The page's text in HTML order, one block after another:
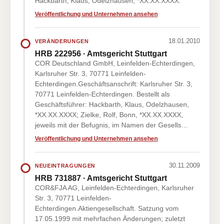
Veröffentlichung und Unternehmen ansehen
VERÄNDERUNGEN 18.01.2010
HRB 222956 · Amtsgericht Stuttgart
COR Deutschland GmbH, Leinfelden-Echterdingen,
Karlsruher Str. 3, 70771 Leinfelden-
Echterdingen.Geschäftsanschrift: Karlsruher Str. 3,
70771 Leinfelden-Echterdingen. Bestellt als
Geschäftsführer: Hackbarth, Klaus, Odelzhausen,
*XX.XX.XXXX; Zielke, Rolf, Bonn, *XX.XX.XXXX,
jeweils mit der Befugnis, im Namen der Gesells…
Veröffentlichung und Unternehmen ansehen
NEUEINTRAGUNGEN 30.11.2009
HRB 731887 · Amtsgericht Stuttgart
COR&FJA AG, Leinfelden-Echterdingen, Karlsruher
Str. 3, 70771 Leinfelden-
Echterdingen.Aktiengesellschaft. Satzung vom
17.05.1999 mit mehrfachen Änderungen; zuletzt